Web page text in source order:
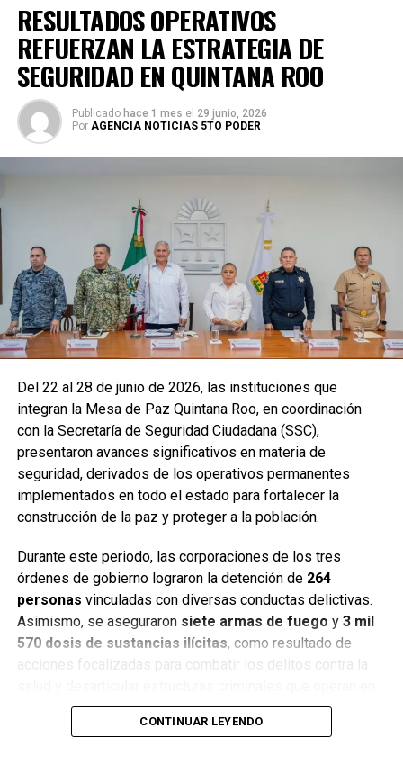
RESULTADOS OPERATIVOS
REFUERZAN LA ESTRATEGIA DE
SEGURIDAD EN QUINTANA ROO
Publicado hace 1 mes el 29 junio, 2026
Por AGENCIA NOTICIAS 5TO PODER
Del 22 al 28 de junio de 2026, las instituciones que
integran la Mesa de Paz Quintana Roo, en coordinación
con la Secretaría de Seguridad Ciudadana (SSC),
presentaron avances significativos en materia de
seguridad, derivados de los operativos permanentes
implementados en todo el estado para fortalecer la
construcción de la paz y proteger a la población.
Durante este periodo, las corporaciones de los tres
órdenes de gobierno lograron la detención de 264
personas vinculadas con diversas conductas delictivas.
Asimismo, se aseguraron siete armas de fuego y 3 mil
570 dosis de sustancias ilícitas, como resultado de
acciones focalizadas para combatir los delitos contra la
distintos municipios.
CONTINUAR LEYENDO